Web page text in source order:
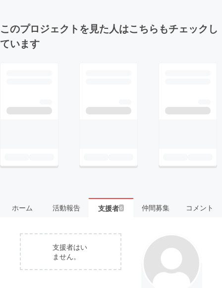
このプロジェクトを見た人はこちらもチェックし
ています
ホーム 活動報告 支援者6 仲間募集 コメント
支援者はい
ません。